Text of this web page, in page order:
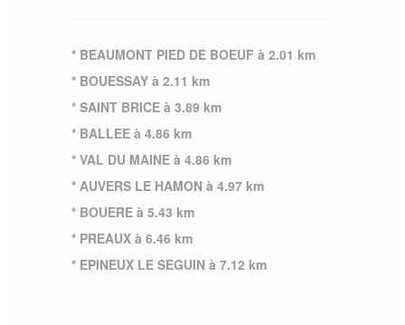
* BEAUMONT PIED DE BOEUF à 2.01 km
* BOUESSAY à 2.11 km
* SAINT BRICE à 3.89 km
* BALLEE à 4.86 km
* VAL DU MAINE à 4.86 km
* AUVERS LE HAMON à 4.97 km
* BOUERE à 5.43 km
* PREAUX à 6.46 km
* EPINEUX LE SEGUIN à 7.12 km